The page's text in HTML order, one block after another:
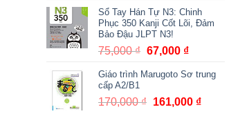
là:
105,000 ₫.
tại
Sổ Tay Hán Tự N3: Chinh
Phục 350 Kanji Cốt Lõi, Đảm
Bảo Đậu JLPT N3!
75,000₫ Giá
là:
67,000 ₫Giá
tại
67,000 ₫.
Giáo trình Marugoto Sơ trung
cấp A2/B1
170,000₫ Giá
161,000 ₫Giá